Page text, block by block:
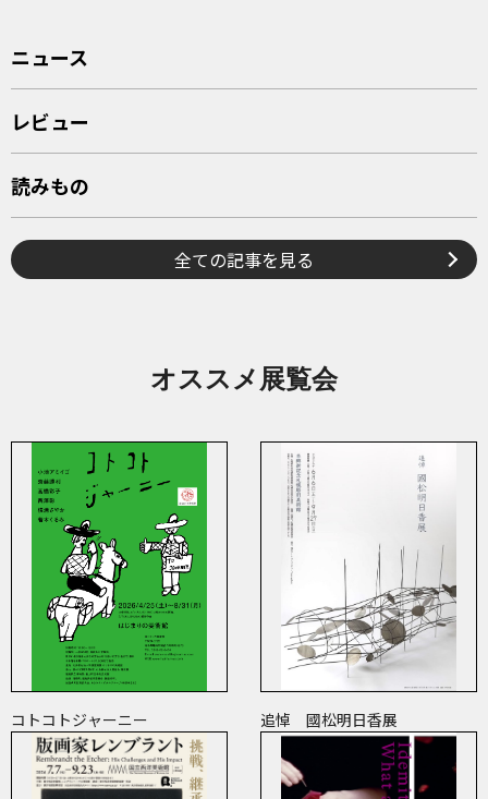
ニュース
レビュー
読みもの
全ての記事を見る
オススメ展覧会
コトコトジャーニー 追悼 國松明日香展